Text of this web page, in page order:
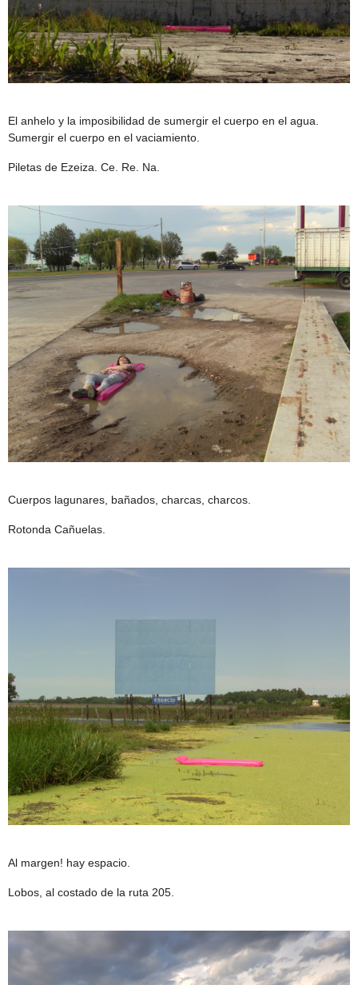
El anhelo y la imposibilidad de sumergir el cuerpo en el agua.
Sumergir el cuerpo en el vaciamiento.
Piletas de Ezeiza. Ce. Re. Na.
Cuerpos lagunares, bañados, charcas, charcos.
Rotonda Cañuelas.
Al margen! hay espacio.
Lobos, al costado de la ruta 205.